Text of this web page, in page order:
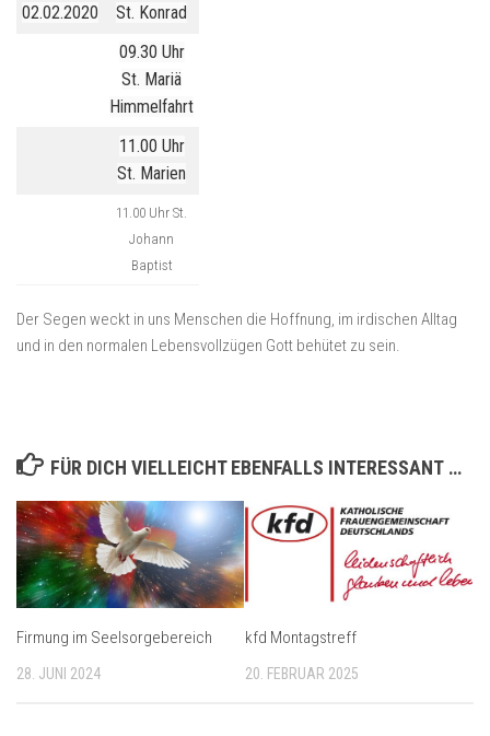
02.02.2020
St. Konrad
09.30 Uhr
St. Mariä
Himmelfahrt
11.00 Uhr
St. Marien
11.00 Uhr St.
Johann
Baptist
Der Segen weckt in uns Menschen die Hoffnung, im irdischen Alltag
und in den normalen Lebensvollzügen Gott behütet zu sein.
FÜR DICH VIELLEICHT EBENFALLS INTERESSANT …
Firmung im Seelsorgebereich
28. JUNI 2024
kfd Montagstreff
20. FEBRUAR 2025